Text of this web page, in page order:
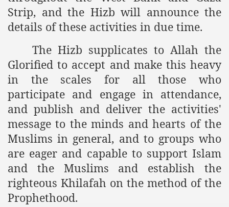
Strip, and the Hizb will announce the
details of these activities in due time.
The Hizb supplicates to Allah the
Glorified to accept and make this heavy
in the scales for all those who
participate and engage in attendance,
and publish and deliver the activities'
message to the minds and hearts of the
Muslims in general, and to groups who
are eager and capable to support Islam
and the Muslims and establish the
righteous Khilafah on the method of the
Prophethood.
of the Khilafah
ut-Tahrir